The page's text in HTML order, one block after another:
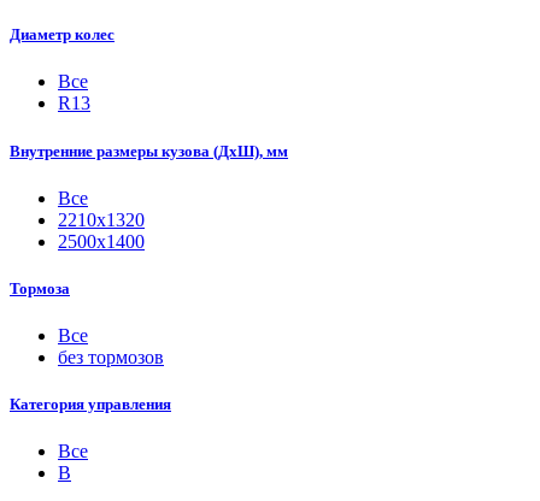
Диаметр колес
Все
R13
Внутренние размеры кузова (ДхШ), мм
Все
2210x1320
2500x1400
Тормоза
Все
без тормозов
Категория управления
Все
B